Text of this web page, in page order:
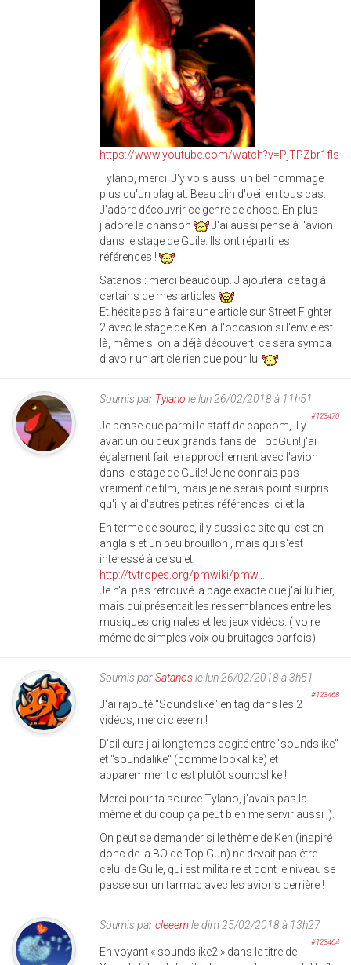
https://www.youtube.com/watch?v=PjTPZbr1fIs
Tylano, merci. J'y vois aussi un bel hommage
plus qu'un plagiat. Beau clin d'oeil en tous cas.
J'adore découvrir ce genre de chose. En plus
j'adore la chanson
J'ai aussi pensé à l'avion
dans le stage de Guile. Ils ont réparti les
références !
Satanos : merci beaucoup. J'ajouterai ce tag à
certains de mes articles
Et hésite pas à faire une article sur Street Fighter
2 avec le stage de Ken à l'occasion si l'envie est
là, même si on a déjà découvert, ce sera sympa
d'avoir un article rien que pour lui
Soumis par Tylano le lun 26/02/2018 à 11h51
#123470
Je pense que parmi le staff de capcom, il y
avait un ou deux grands fans de TopGun! j'ai
également fait le rapprochement avec l'avion
dans le stage de Guile! Je ne connais pas
vraiment ce film, mais je ne serais point surpris
qu'il y ai d'autres petites références ici et la!
En terme de source, il y aussi ce site qui est en
anglais et un peu brouillon , mais qui s'est
interessé à ce sujet.
http://tvtropes.org/pmwiki/pmw...
Je n'ai pas retrouvé la page exacte que j'ai lu hier,
mais qui présentait les ressemblances entre les
musiques originales et les jeux vidéos. ( voire
même de simples voix ou bruitages parfois)
Soumis parSatanosle lun 26/02/2018 à 3h51
#123468
J'ai rajouté "Soundslike" en tag dans les 2
vidéos, merci cleeem !
D'ailleurs j'ai longtemps cogité entre "soundslike"
et "soundalike" (comme lookalike) et
apparemment c'est plutôt soundslike !
Merci pour ta source Tylano, j'avais pas la
même et du coup ça peut bien me servir aussi ;).
On peut se demander si le thème de Ken (inspiré
donc de la BO de Top Gun) ne devait pas être
celui de Guile, qui est militaire et dont le niveau se
passe sur un tarmac avec les avions derrière !
Soumis parcleeemle dim 25/02/2018 à 13h27
#123464
En voyant « soundslike2 » dans le titre de